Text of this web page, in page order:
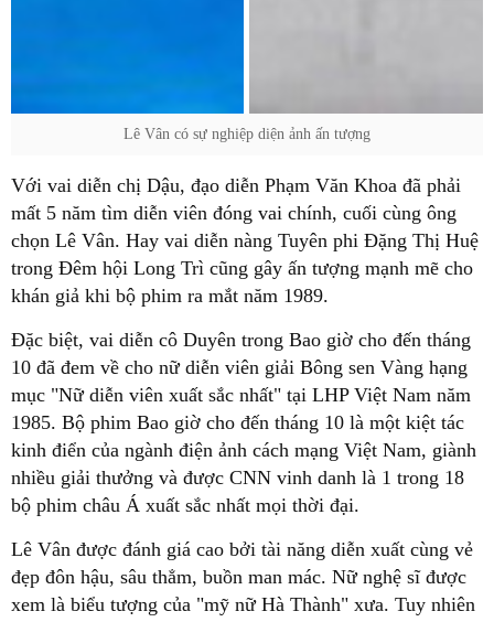
Lê Vân có sự nghiệp diện ảnh ấn tượng
Với vai diễn chị Dậu, đạo diễn Phạm Văn Khoa đã phải
mất 5 năm tìm diễn viên đóng vai chính, cuối cùng ông
chọn Lê Vân. Hay vai diễn nàng Tuyên phi Đặng Thị Huệ
trong Đêm hội Long Trì cũng gây ấn tượng mạnh mẽ cho
khán giả khi bộ phim ra mắt năm 1989.
Đặc biệt, vai diễn cô Duyên trong Bao giờ cho đến tháng
10 đã đem về cho nữ diễn viên giải Bông sen Vàng hạng
mục "Nữ diễn viên xuất sắc nhất" tại LHP Việt Nam năm
1985. Bộ phim Bao giờ cho đến tháng 10 là một kiệt tác
kinh điển của ngành điện ảnh cách mạng Việt Nam, giành
nhiều giải thưởng và được CNN vinh danh là 1 trong 18
bộ phim châu Á xuất sắc nhất mọi thời đại.
Lê Vân được đánh giá cao bởi tài năng diễn xuất cùng vẻ
đẹp đôn hậu, sâu thẳm, buồn man mác. Nữ nghệ sĩ được
xem là biểu tượng của "mỹ nữ Hà Thành" xưa. Tuy nhiên